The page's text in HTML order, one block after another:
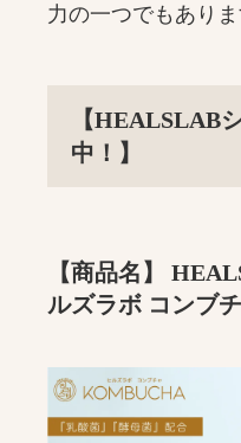
力の一つでもありま
【HEALSLAB
中！】
【商品名】
ルズラボ コンブ